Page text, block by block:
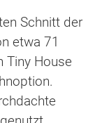
Schnitt der
etwa 71
Tiny House